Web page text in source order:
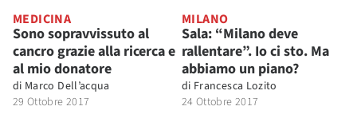
MEDICINA
Sono sopravvissuto al
cancro grazie alla ricerca e
al mio donatore
di Marco Dell’acqua
29 Ottobre 2017
MILANO
Sala: “Milano deve
rallentare”. Io ci sto. Ma
abbiamo un piano?
di Francesca Lozito
24 Ottobre 2017